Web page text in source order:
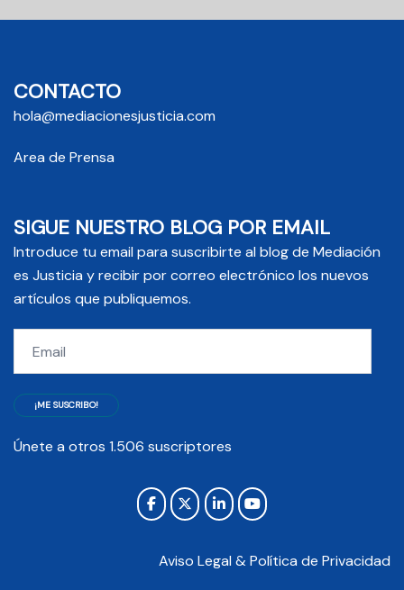
CONTACTO
hola@mediacionesjusticia.com
Area de Prensa
SIGUE NUESTRO BLOG POR EMAIL
Introduce tu email para suscribirte al blog de Mediación
es Justicia y recibir por correo electrónico los nuevos
artículos que publiquemos.
¡ME SUSCRIBO!
Únete a otros 1.506 suscriptores
Aviso Legal & Política de Privacidad